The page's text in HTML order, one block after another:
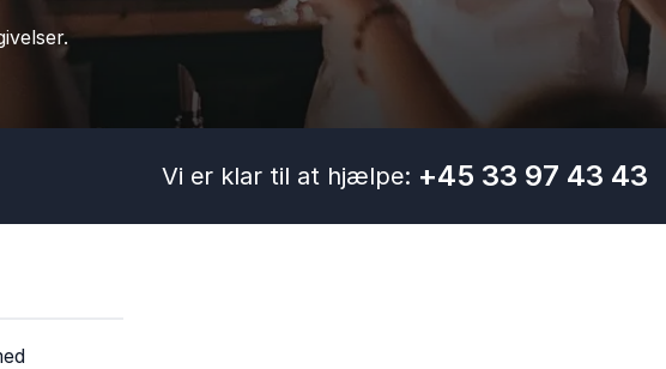
Vi er klar til at hjælpe: +45 33 97 43 43